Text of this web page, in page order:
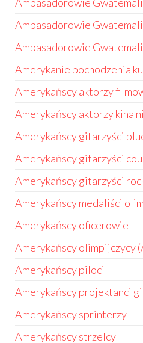
Ambasadorowie
Ambasadorowie
Amerykanie pochodzenia
Amerykańscy aktorzy
Amerykańscy aktorzy kina
Amerykańscy gitarzyści
Amerykańscy gitarzyści
Amerykańscy gitarzyści
Amerykańscy medaliści
Amerykańscy oficerowie
Amerykańscy olimpijczycy
Amerykańscy piloci
Amerykańscy projektanci
Amerykańscy sprinterzy
Amerykańscy strzelcy